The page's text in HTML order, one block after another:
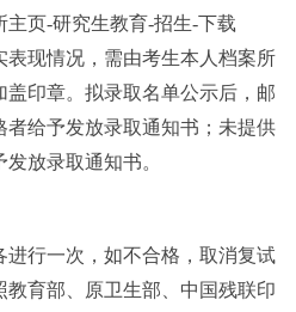
页-研究生教育-招生-下载
表现情况，需由考生本人档案所
印章。拟录取名单公示后，邮
给予发放录取通知书；未提供
放录取通知书。
进行一次，如不合格，取消复试
育部、原卫生部、中国残联印